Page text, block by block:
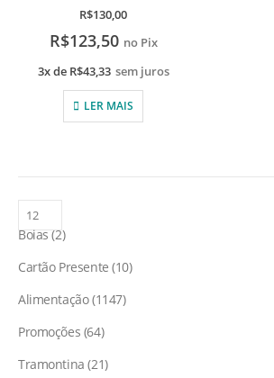
de 5
R$130,00
R$123,50 no Pix
3x de R$43,33 sem juros
LER MAIS
Boias 2
Cartão Presente 10
Alimentação 1147
Promoções 64
Tramontina 21